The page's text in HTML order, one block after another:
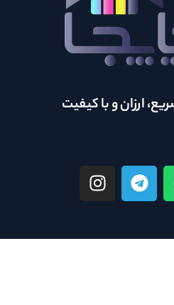
ارزان و با کیفیت